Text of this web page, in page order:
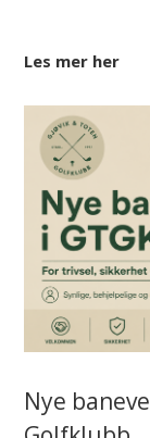
Les mer her
Nye